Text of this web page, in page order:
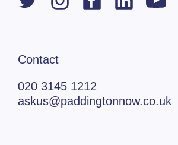
Contact
020 3145 1212
askus@paddingtonnow.co.uk